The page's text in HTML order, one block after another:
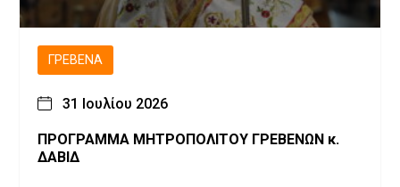
ΓΡΕΒΕΝΆ
31 Ιουλίου 2026
ΠΡΟΓΡΑΜΜΑ ΜΗΤΡΟΠΟΛΙΤΟΥ ΓΡΕΒΕΝΩΝ κ.
ΔΑΒΙΔ